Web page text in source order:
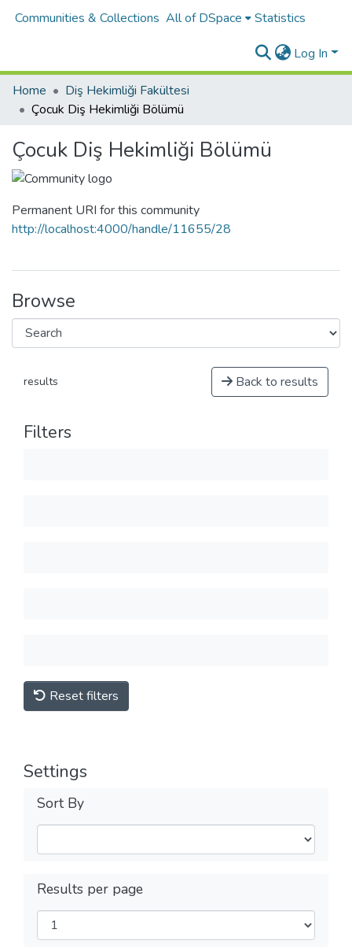
Communities & Collections All of DSpace Statistics
Log In
Home
Diş Hekimliği Fakültesi
Çocuk Diş Hekimliği Bölümü
Çocuk Diş Hekimliği Bölümü
Permanent URI for this community
http://localhost:4000/handle/11655/28
Browse
results Back to results
Filters
Reset filters
Settings
Sort By
Results per page